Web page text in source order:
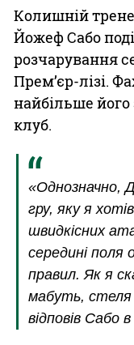
Колишній
Йожеф Сабо
розчарування
Прем’єр-лізі.
найбільше
клуб.
«Однозначно,
гру, яку я
швидкісних
середині поля
правил. Як я
мабуть, стеля
відповів Сабо